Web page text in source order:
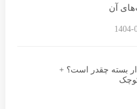
آن
1404-
بسته چقدر است؟ +
کوچک